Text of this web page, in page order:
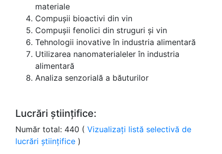
materiale
Compușii bioactivi din vin
Compușii fenolici din struguri și vin
Tehnologii inovative în industria alimentară
Utilizarea nanomaterialeler în industria
alimentară
Analiza senzorială a băuturilor
Lucrări științifice:
Număr total: 440 ( Vizualizați listă selectivă de
lucrări științifice )